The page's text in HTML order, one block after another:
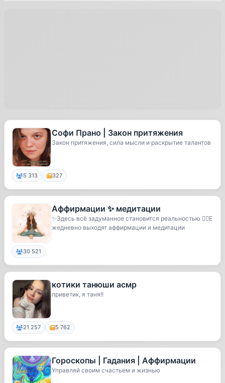
Софи Прано | Закон притяжения
Закон притяжения, сила мысли и раскрытие талантов
5 313 327
Аффирмации ✨ медитации
✨Здесь всё задуманное становится реальностью 🧘‍♀️Е
жедневно выходят аффирмации и медитации
30 521
котики танюши асмр
приветик, я таня!!
21 257 5 762
Гороскопы | Гадания | Аффирмации
Управляй своим счастьем и жизнью